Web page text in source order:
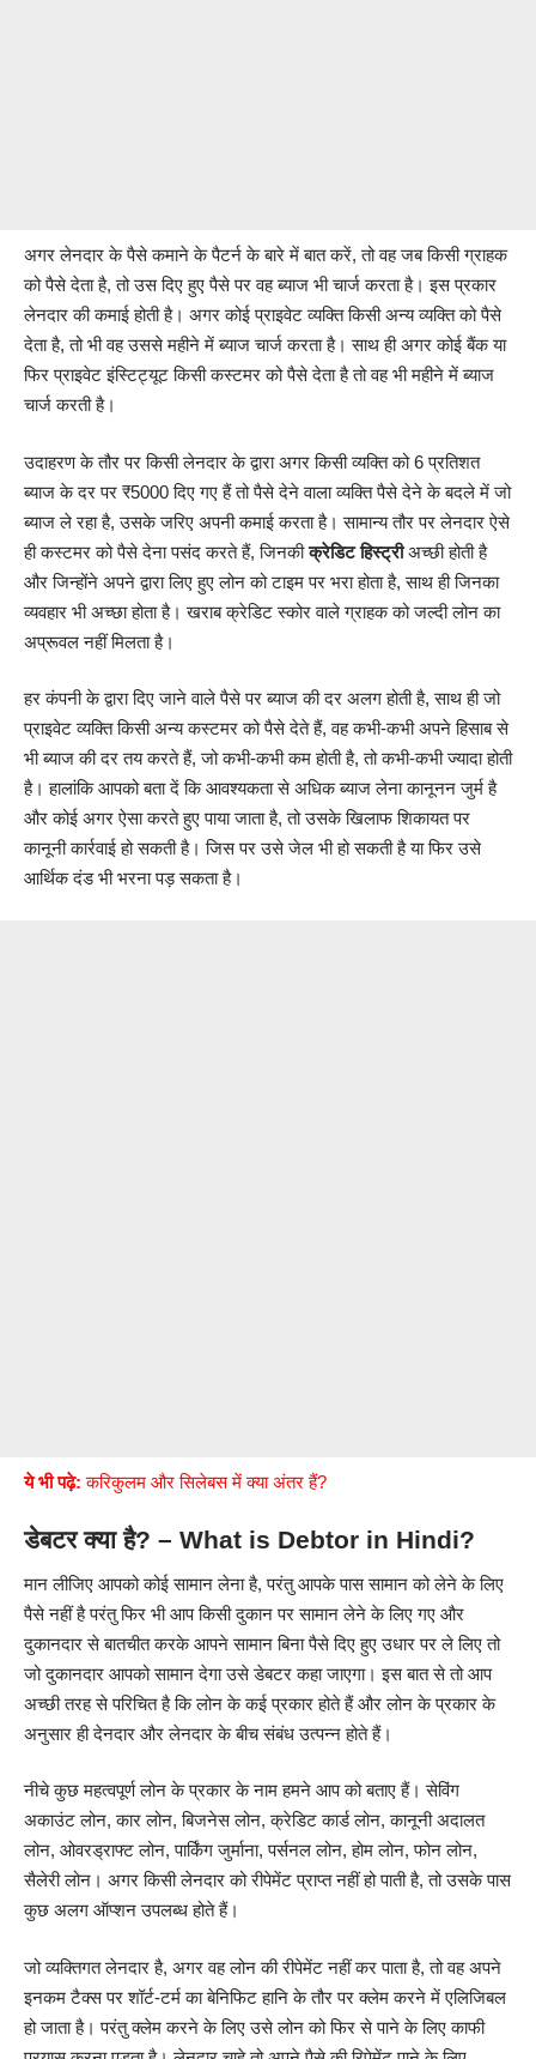
अगर लेनदार के पैसे कमाने के पैटर्न के बारे में बात करें, तो वह जब किसी ग्राहक
को पैसे देता है, तो उस दिए हुए पैसे पर वह ब्याज भी चार्ज करता है। इस प्रकार
लेनदार की कमाई होती है। अगर कोई प्राइवेट व्यक्ति किसी अन्य व्यक्ति को पैसे
देता है, तो भी वह उससे महीने में ब्याज चार्ज करता है। साथ ही अगर कोई बैंक या
फिर प्राइवेट इंस्टिट्यूट किसी कस्टमर को पैसे देता है तो वह भी महीने में ब्याज
चार्ज करती है।
उदाहरण के तौर पर किसी लेनदार के द्वारा अगर किसी व्यक्ति को 6 प्रतिशत
ब्याज के दर पर ₹5000 दिए गए हैं तो पैसे देने वाला व्यक्ति पैसे देने के बदले में जो
ब्याज ले रहा है, उसके जरिए अपनी कमाई करता है। सामान्य तौर पर लेनदार ऐसे
ही कस्टमर को पैसे देना पसंद करते हैं, जिनकीक्रेडिट हिस्ट्रीअच्छी होती है
और जिन्होंने अपने द्वारा लिए हुए लोन को टाइम पर भरा होता है, साथ ही जिनका
व्यवहार भी अच्छा होता है। खराब क्रेडिट स्कोर वाले ग्राहक को जल्दी लोन का
अप्रूवल नहीं मिलता है।
हर कंपनी के द्वारा दिए जाने वाले पैसे पर ब्याज की दर अलग होती है, साथ ही जो
प्राइवेट व्यक्ति किसी अन्य कस्टमर को पैसे देते हैं, वह कभी-कभी अपने हिसाब से
भी ब्याज की दर तय करते हैं, जो कभी-कभी कम होती है, तो कभी-कभी ज्यादा होती
है। हालांकि आपको बता दें कि आवश्यकता से अधिक ब्याज लेना कानूनन जुर्म है
और कोई अगर ऐसा करते हुए पाया जाता है, तो उसके खिलाफ शिकायत पर
कानूनी कार्रवाई हो सकती है। जिस पर उसे जेल भी हो सकती है या फिर उसे
आर्थिक दंड भी भरना पड़ सकता है।
ये भी पढ़े:करिकुलम और सिलेबस में क्या अंतर हैं?
डेबटर क्या है? – What is Debtor in Hindi?
मान लीजिए आपको कोई सामान लेना है, परंतु आपके पास सामान को लेने के लिए
पैसे नहीं है परंतु फिर भी आप किसी दुकान पर सामान लेने के लिए गए और
दुकानदार से बातचीत करके आपने सामान बिना पैसे दिए हुए उधार पर ले लिए तो
जो दुकानदार आपको सामान देगा उसे डेबटर कहा जाएगा। इस बात से तो आप
अच्छी तरह से परिचित है कि लोन के कई प्रकार होते हैं और लोन के प्रकार के
अनुसार ही देनदार और लेनदार के बीच संबंध उत्पन्न होते हैं।
नीचे कुछ महत्वपूर्ण लोन के प्रकार के नाम हमने आप को बताए हैं। सेविंग
अकाउंट लोन, कार लोन, बिजनेस लोन, क्रेडिट कार्ड लोन, कानूनी अदालत
लोन, ओवरड्राफ्ट लोन, पार्किंग जुर्माना, पर्सनल लोन, होम लोन, फोन लोन,
सैलेरी लोन। अगर किसी लेनदार को रीपेमेंट प्राप्त नहीं हो पाती है, तो उसके पास
कुछ अलग ऑप्शन उपलब्ध होते हैं।
जो व्यक्तिगत लेनदार है, अगर वह लोन की रीपेमेंट नहीं कर पाता है, तो वह अपने
इनकम टैक्स पर शॉर्ट-टर्म का बेनिफिट हानि के तौर पर क्लेम करने में एलिजिबल
हो जाता है। परंतु क्लेम करने के लिए उसे लोन को फिर से पाने के लिए काफी